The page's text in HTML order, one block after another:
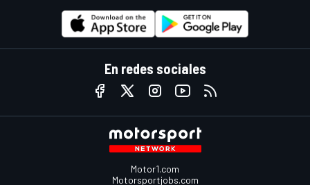
En redes sociales
Motor1.com
Motorsportjobs.com